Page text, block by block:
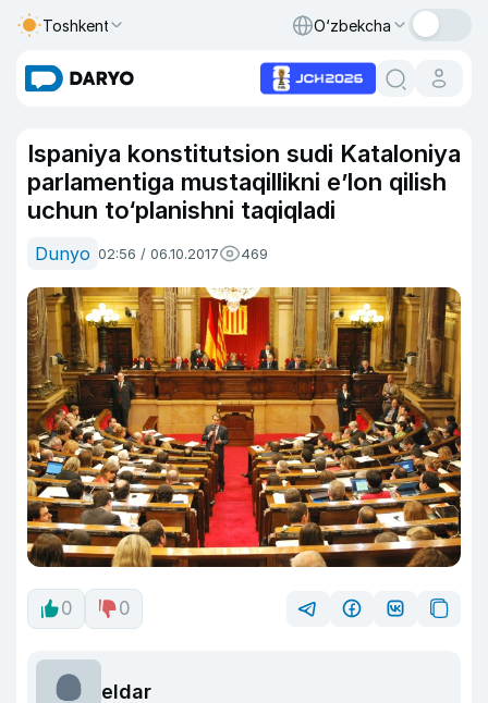
Toshkent O‘zbekcha
Ispaniya konstitutsion sudi Kataloniya
parlamentiga mustaqillikni e’lon qilish
uchun to‘planishni taqiqladi
Dunyo 02:56 / 06.10.2017 469
0 0
eldar